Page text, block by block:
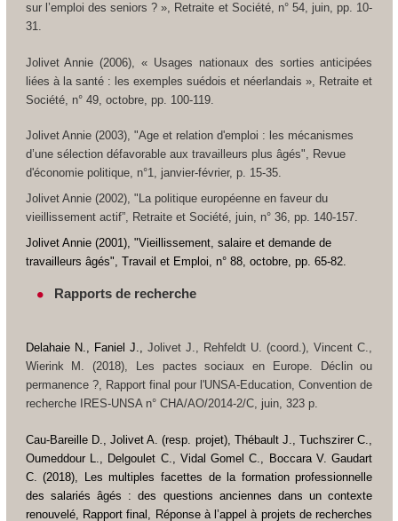
sur l’emploi des seniors ? », Retraite et Société, n° 54, juin, pp. 10-
31.
Jolivet Annie (2006), « Usages nationaux des sorties anticipées
liées à la santé : les exemples suédois et néerlandais »,
Retraite et
Société, n° 49, octobre, pp. 100-119.
Jolivet Annie (2003), "Age et relation d'emploi : les mécanismes
d’une sélection défavorable aux travailleurs plus âgés", Revue
d'économie politique, n°1, janvier-février, p. 15-35.
Jolivet Annie (2002), "La politique européenne en faveur du
vieillissement actif”, Retraite et Société, juin, n° 36, pp. 140-157.
Jolivet Annie (2001), "Vieillissement, salaire et demande de
travailleurs âgés", Travail et Emploi, n° 88, octobre, pp. 65-82.
Rapports de recherche
Delahaie N., Faniel J., Jolivet J., Rehfeldt U. (coord.), Vincent C.,
Wierink M. (2018),
Les pactes sociaux en Europe. Déclin ou
permanence ?, Rapport final pour l'UNSA-Education, Convention de
recherche IRES-UNSA n° CHA/AO/2014-2/C, juin, 323 p.
Cau-Bareille D., Jolivet A. (resp. projet), Thébault J., Tuchszirer C.,
Oumeddour L., Delgoulet C., Vidal Gomel C., Boccara V. Gaudart
C. (2018),
Les multiples facettes de la formation professionnelle
des salariés âgés : des questions anciennes dans un contexte
renouvelé, Rapport final, Réponse à l’appel à projets de recherches